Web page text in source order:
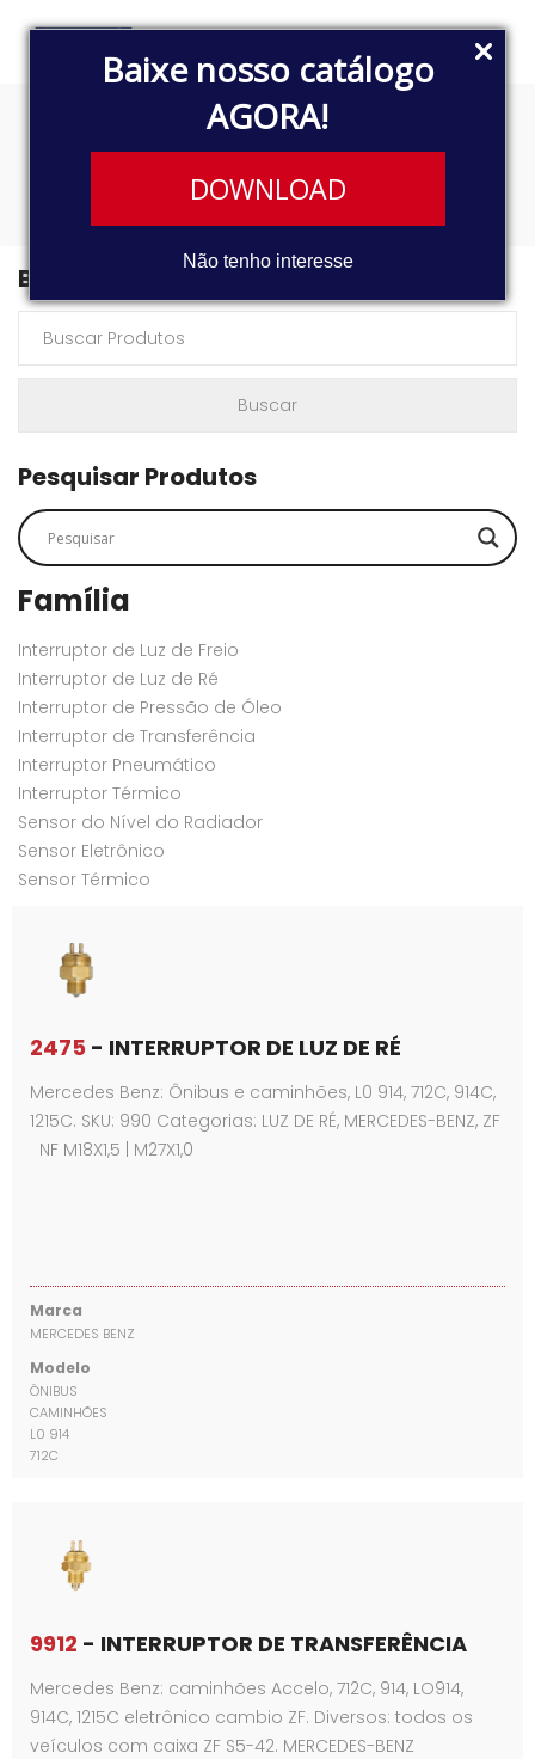
Baixe nosso catálogo
AGORA!
DOWNLOAD
Não tenho interesse
1215C
Buscar Produtos
Pesquisar Produtos
Família
Interruptor de Luz de Freio
Interruptor de Luz de Ré
Interruptor de Pressão de Óleo
Interruptor de Transferência
Interruptor Pneumático
Interruptor Térmico
Sensor do Nível do Radiador
Sensor Eletrônico
Sensor Térmico
2475 - INTERRUPTOR DE LUZ DE RÉ
Mercedes Benz: Ônibus e caminhões, L0 914, 712C, 914C,
1215C. SKU: 990 Categorias: LUZ DE RÉ, MERCEDES-BENZ, ZF
NF M18X1,5 | M27X1,0
Marca
MERCEDES BENZ
Modelo
ÔNIBUS
CAMINHÕES
L0 914
712C
9912 - INTERRUPTOR DE TRANSFERÊNCIA
Mercedes Benz: caminhões Accelo, 712C, 914, LO914,
914C, 1215C eletrônico cambio ZF. Diversos: todos os
veículos com caixa ZF S5-42. MERCEDES-BENZ